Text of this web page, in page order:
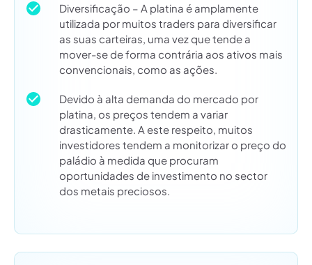
Diversificação – A platina é amplamente
utilizada por muitos traders para diversificar
as suas carteiras, uma vez que tende a
mover-se de forma contrária aos ativos mais
convencionais, como as ações.
Devido à alta demanda do mercado por
platina, os preços tendem a variar
drasticamente. A este respeito, muitos
investidores tendem a monitorizar o preço do
paládio à medida que procuram
oportunidades de investimento no sector
dos metais preciosos.